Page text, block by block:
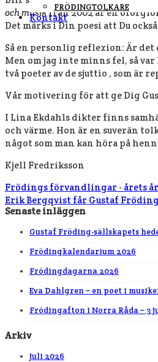
FRÖDINGTOLKARE
Kontakt
och musik från 2002 är en
Det märks i Din poesi att Du
Så en personlig reflexion: Är det
Men om jag inte minns fel, så
två poeter av de sjuttio , som är
Vår motivering för att ge Dig
I Lina Ekdahls dikter finns
och värme. Hon är en suverän
något som man kan höra på
Kjell Fredriksson
Frödings förvandlingar - årets
Erik Bergqvist får Gustaf
Senaste inläggen
Gustaf Fröding-sällskapets
Frödingkalendarium 2026
Frödingdagarna 2026
Eva Dahlgren – en poet i
Frödingafton i Norra Råda – 3
Arkiv
juli 2026